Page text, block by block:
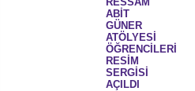
ABİT
GÜNER
ATÖLYESİ
ÖĞRENCİLERİ
RESİM
SERGİSİ
AÇILDI